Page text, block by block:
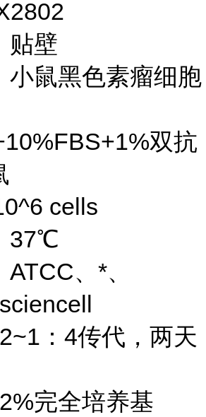
贴壁
小鼠黑色素瘤细胞
双抗
cells
37℃
、*、
：4传代，两天
完全培养基